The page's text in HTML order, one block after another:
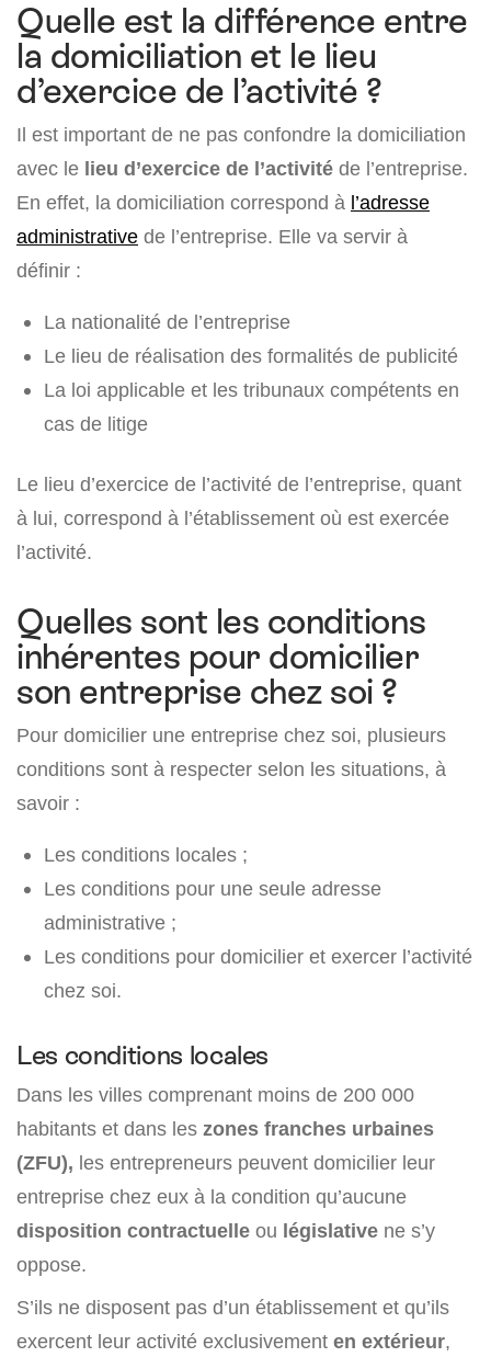
Quelle est la différence entre
la domiciliation et le lieu
d’exercice de l’activité ?
Il est important de ne pas confondre la domiciliation
avec le lieu d’exercice de l’activité de l’entreprise.
En effet, la domiciliation correspond à l’adresse
administrative de l’entreprise. Elle va servir à
définir :
La nationalité de l’entreprise
Le lieu de réalisation des formalités de publicité
La loi applicable et les tribunaux compétents en
cas de litige
Le lieu d’exercice de l’activité de l’entreprise, quant
à lui, correspond à l’établissement où est exercée
l’activité.
Quelles sont les conditions
inhérentes pour domicilier
son entreprise chez soi ?
Pour domicilier une entreprise chez soi, plusieurs
conditions sont à respecter selon les situations, à
savoir :
Les conditions locales ;
Les conditions pour une seule adresse
administrative ;
Les conditions pour domicilier et exercer l’activité
chez soi.
Les conditions locales
Dans les villes comprenant moins de 200 000
habitants et dans les zones franches urbaines
(ZFU), les entrepreneurs peuvent domicilier leur
entreprise chez eux à la condition qu’aucune
disposition contractuelle ou législative ne s’y
oppose.
S’ils ne disposent pas d’un établissement et qu’ils
exercent leur activité exclusivement en extérieur,